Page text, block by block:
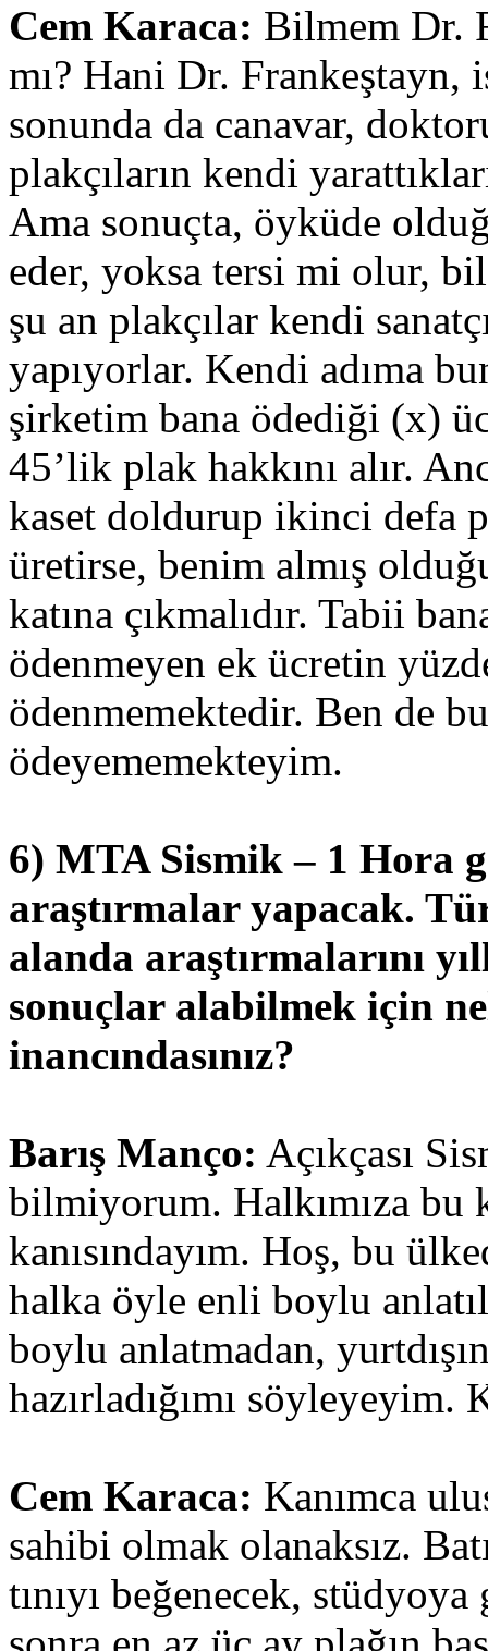
Cem Karaca: Bilmem Dr.
mı? Hani Dr. Frankeştayn,
sonunda da canavar,
plakçıların kendi
Ama sonuçta, öyküde
eder, yoksa tersi mi olur,
şu an plakçılar kendi
yapıyorlar. Kendi adıma
şirketim bana ödediği (x)
45’lik plak hakkını alır.
kaset doldurup ikinci defa
üretirse, benim almış
katına çıkmalıdır. Tabii
ödenmeyen ek ücretin
ödenmemektedir. Ben de
ödeyememekteyim.
6) MTA Sismik – 1 Hora
araştırmalar yapacak.
alanda araştırmalarını
sonuçlar alabilmek için
inancındasınız?
Barış Manço: Açıkçası
bilmiyorum. Halkımıza
kanısındayım. Hoş, bu
halka öyle enli boylu
boylu anlatmadan,
hazırladığımı söyleyeyim.
Cem Karaca: Kanımca
sahibi olmak olanaksız.
tınıyı beğenecek,